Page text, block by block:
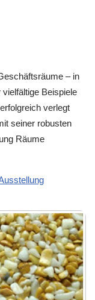
– in
Beispiele
verlegt
seiner robusten
Räume